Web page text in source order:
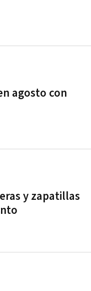
agosto con
y zapatillas